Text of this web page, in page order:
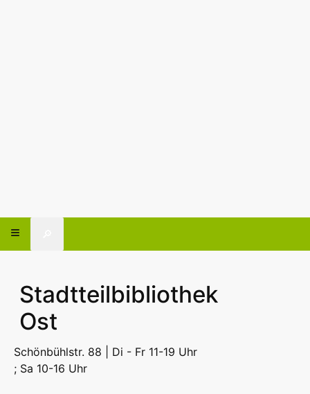
Stadtteilbibliothek
Ost
Schönbühlstr. 88 | Di - Fr 11-19 Uhr
; Sa 10-16 Uhr